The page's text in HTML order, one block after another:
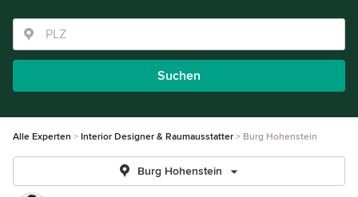
Suchen
Alle Experten Interior Designer & Raumausstatter Burg Hohenstein
Burg Hohenstein